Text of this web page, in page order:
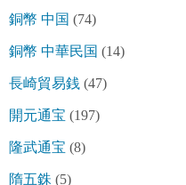
銅幣 中国 (74)
銅幣 中華民国 (14)
長崎貿易銭 (47)
開元通宝 (197)
隆武通宝 (8)
隋五銖 (5)